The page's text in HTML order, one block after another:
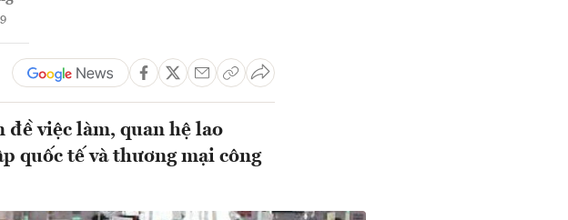
đề việc làm, quan hệ lao
quốc tế và thương mại công